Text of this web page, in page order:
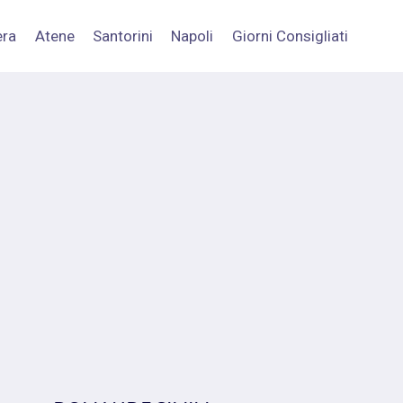
Atene Santorini Napoli Giorni Consigliati